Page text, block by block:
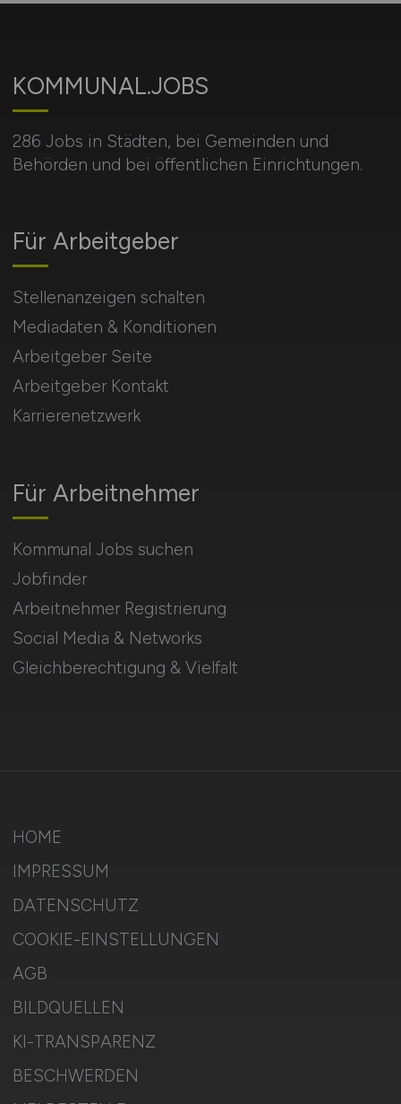
KOMMUNAL.JOBS
286 Jobs in Städten, bei Gemeinden und
Behörden und bei öffentlichen Einrichtungen.
Für Arbeitnehmer
Kommunal Jobs suchen
Jobfinder
Arbeitnehmer Registrierung
Social Media & Networks
Gleichberechtigung & Vielfalt
Für Arbeitgeber
Stellenanzeigen schalten
Mediadaten & Konditionen
Arbeitgeber Seite
Arbeitgeber Kontakt
Karrierenetzwerk
HOME
IMPRESSUM
DATENSCHUTZ
COOKIE-EINSTELLUNGEN
AGB
BILDQUELLEN
KI-TRANSPARENZ
BESCHWERDEN